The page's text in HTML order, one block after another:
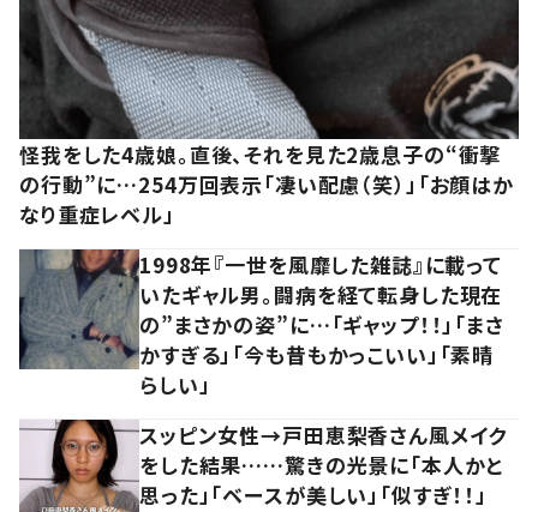
怪我をした4歳娘。直後、それを見た2歳息子の“衝撃
の行動”に…254万回表示「凄い配慮（笑）」「お顔はか
なり重症レベル」
1998年『一世を風靡した雑誌』に載って
いたギャル男。闘病を経て転身した現在
の”まさかの姿”に…「ギャップ！！」「まさ
かすぎる」「今も昔もかっこいい」「素晴
らしい」
スッピン女性→戸田恵梨香さん風メイク
をした結果……驚きの光景に「本人かと
思った」「ベースが美しい」「似すぎ！！」